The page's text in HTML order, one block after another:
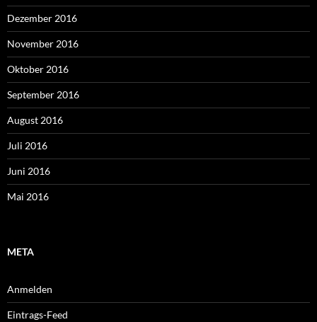
Dezember 2016
November 2016
Oktober 2016
September 2016
August 2016
Juli 2016
Juni 2016
Mai 2016
META
Anmelden
Eintrags-Feed